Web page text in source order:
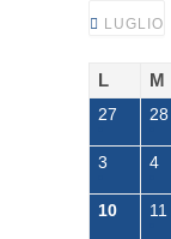
LUGLIO
L M
27 28
3 4
10 11